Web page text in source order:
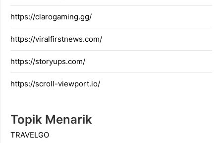
https://clarogaming.gg/
https://viralfirstnews.com/
https://storyups.com/
https://scroll-viewport.io/
Topik Menarik
TRAVELGO